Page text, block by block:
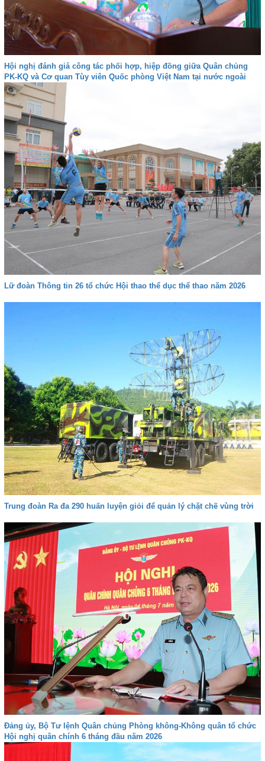
Hội nghị đánh giá công tác phối hợp, hiệp đồng giữa Quân chủng
PK-KQ và Cơ quan Tùy viên Quốc phòng Việt Nam tại nước ngoài
Lữ đoàn Thông tin 26 tổ chức Hội thao thể dục thể thao năm 2026
Trung đoàn Ra đa 290 huấn luyện giỏi để quản lý chặt chẽ vùng trời
Đảng ủy, Bộ Tư lệnh Quân chủng Phòng không-Không quân tổ chức
Hội nghị quân chính 6 tháng đầu năm 2026